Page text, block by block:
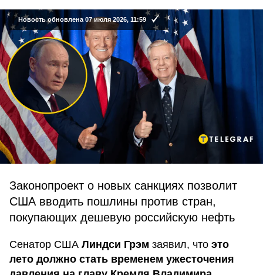
Новость обновлена 07 июля 2026, 11:59
Законопроект о новых санкциях позволит
США вводить пошлины против стран,
покупающих дешевую российскую нефть
Сенатор США Линдси Грэм заявил, что это
лето должно стать временем ужесточения